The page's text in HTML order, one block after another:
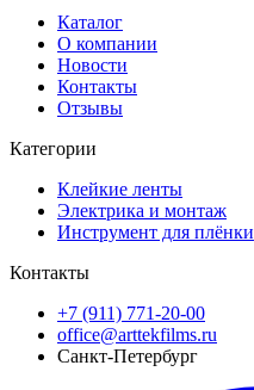
Каталог
О компании
Новости
Контакты
Отзывы
Категории
Клейкие ленты
Электрика и монтаж
Инструмент для плёнки
Контакты
+7 (911) 771-20-00
office@arttekfilms.ru
Санкт-Петербург